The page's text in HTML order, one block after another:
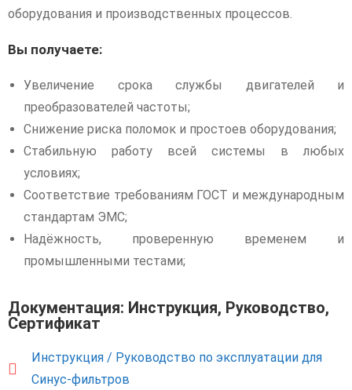
оборудования и производственных процессов.
Вы получаете:
Увеличение срока службы двигателей и
преобразователей частоты;
Снижение риска поломок и простоев оборудования;
Стабильную работу всей системы в любых
условиях;
Соответствие требованиям ГОСТ и международным
стандартам ЭМС;
Надёжность, проверенную временем и
промышленными тестами;
Документация: Инструкция, Руководство,
Сертификат
Инструкция / Руководство по эксплуатации для
Синус-фильтров